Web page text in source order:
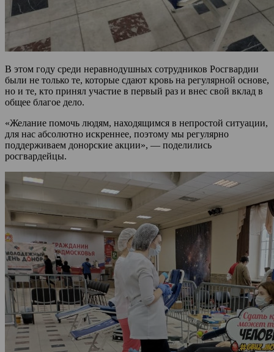
В этом году среди неравнодушных сотрудников Росгвардии
были не только те, которые сдают кровь на регулярной основе,
но и те, кто принял участие в первый раз и внес свой вклад в
общее благое дело.
«Желание помочь людям, находящимся в непростой ситуации,
для нас абсолютно искреннее, поэтому мы регулярно
поддерживаем донорские акции», — поделились
росгвардейцы.